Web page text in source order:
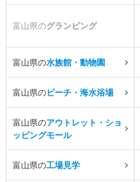
富山県のグランピング
富山県の水族館・動物園
富山県のビーチ・海水浴場
富山県のアウトレット・ショ
ッピングモール
富山県の工場見学